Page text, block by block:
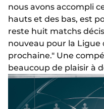
nous avons accompli
hauts et des bas, est
reste huit matchs
nouveau pour la Ligue
prochaine." Une
beaucoup de plaisir à